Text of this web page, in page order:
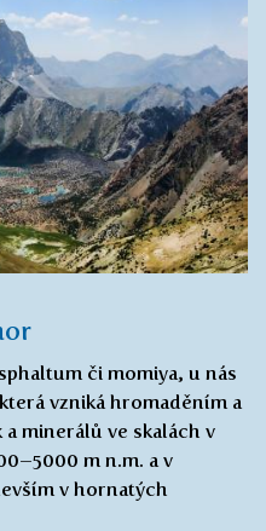
či momiya, u nás
vzniká hromaděním a
minerálů ve skalách v
m n.m. a v
v hornatých